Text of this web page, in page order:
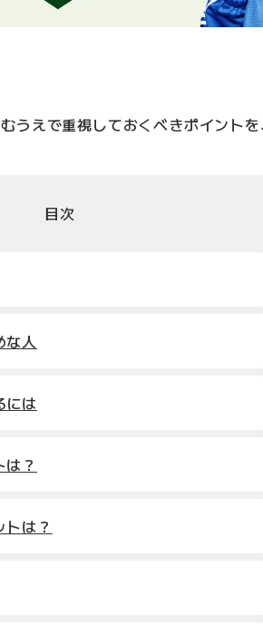
えで重視しておくべきポイントを
目次
な人
には
？
は？